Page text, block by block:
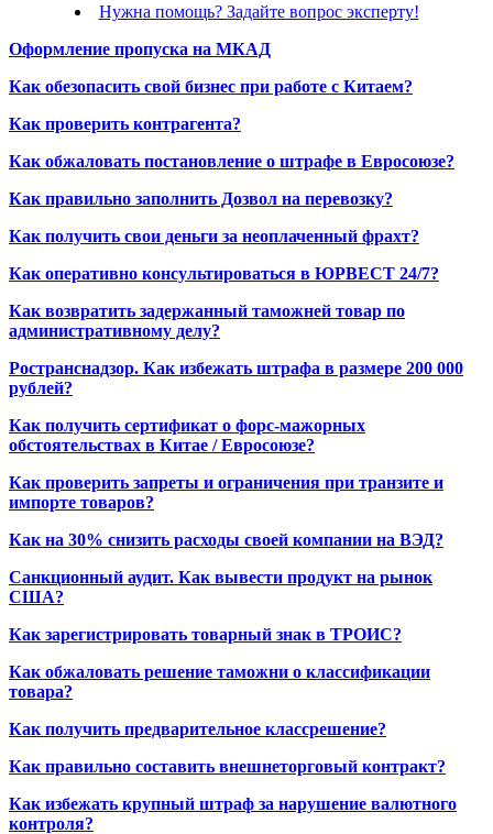
Нужна помощь? Задайте вопрос эксперту!
Оформление пропуска на МКАД
Как обезопасить свой бизнес при работе с Китаем?
Как проверить контрагента?
Как обжаловать постановление о штрафе в Евросоюзе?
Как правильно заполнить Дозвол на перевозку?
Как получить свои деньги за неоплаченный фрахт?
Как оперативно консультироваться в ЮРВЕСТ 24/7?
Как возвратить задержанный таможней товар по
административному делу?
Ространснадзор. Как избежать штрафа в размере 200 000
рублей?
Как получить сертификат о форс-мажорных
обстоятельствах в Китае / Евросоюзе?
Как проверить запреты и ограничения при транзите и
импорте товаров?
Как на 30% снизить расходы своей компании на ВЭД?
Санкционный аудит. Как вывести продукт на рынок
США?
Как зарегистрировать товарный знак в ТРОИС?
Как обжаловать решение таможни о классификации
товара?
Как получить предварительное классрешение?
Как правильно составить внешнеторговый контракт?
Как избежать крупный штраф за нарушение валютного
контроля?